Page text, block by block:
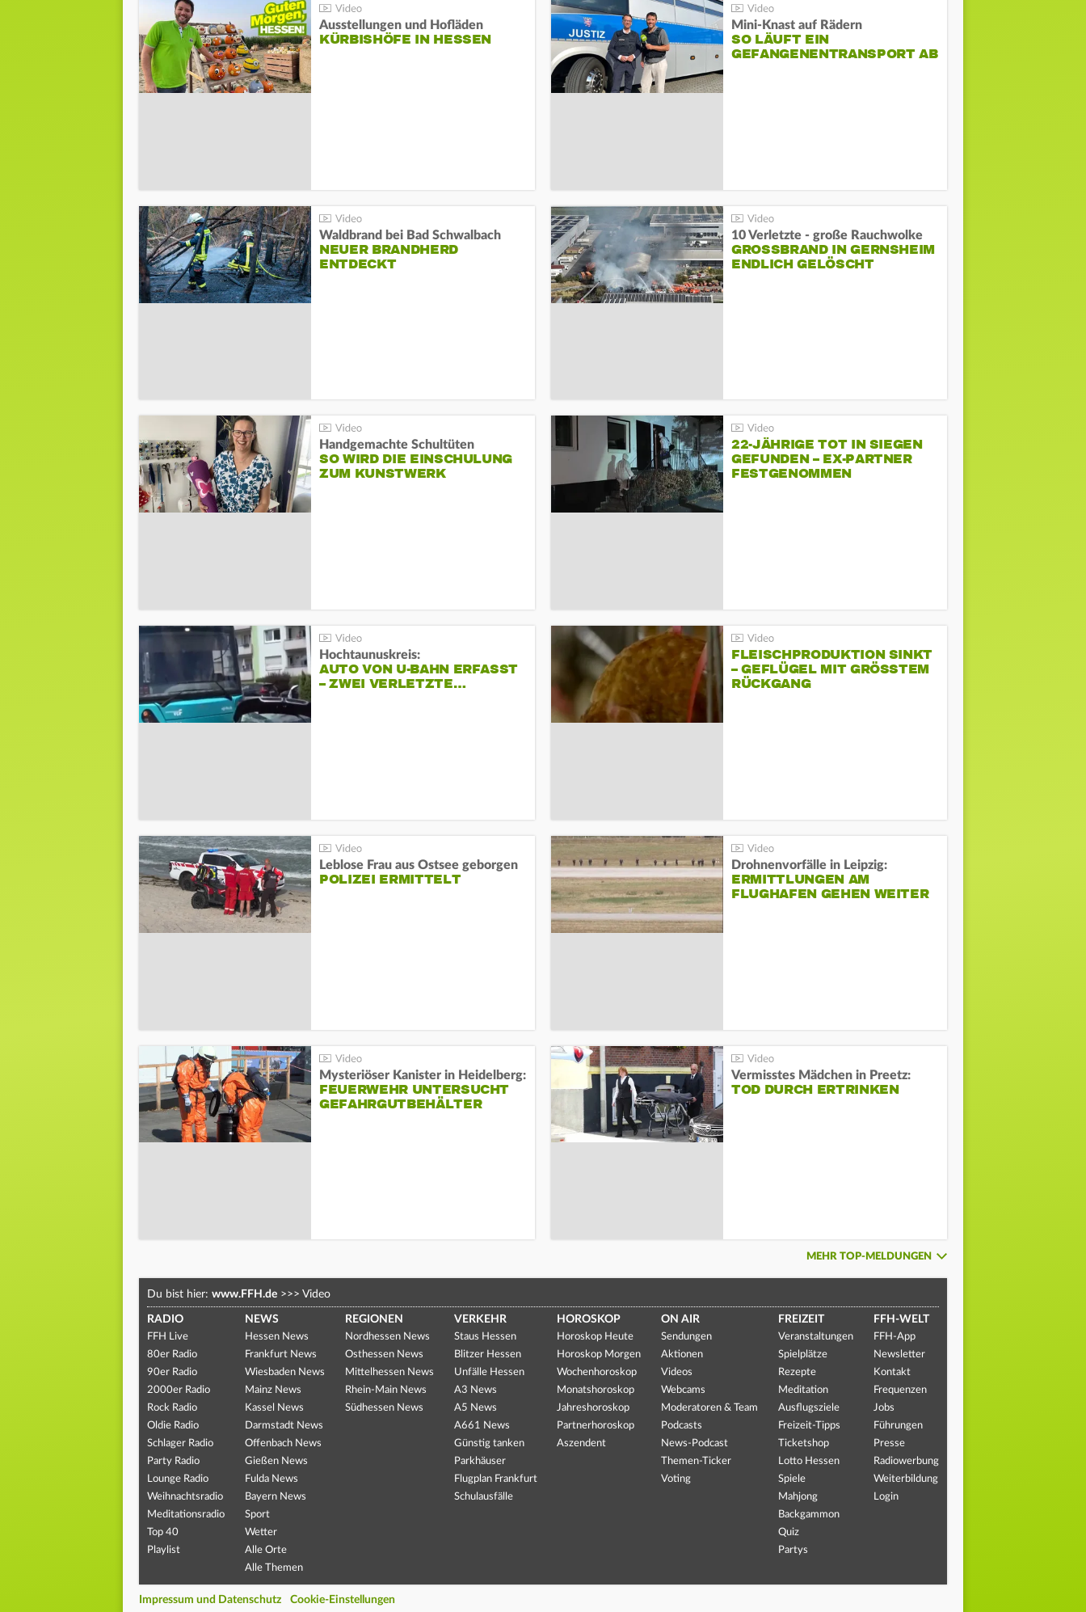
Ausstellungen und Hofläden
KÜRBISHÖFE IN HESSEN
Mini-Knast auf Rädern
SO LÄUFT EIN
GEFANGENENTRANSPORT AB
Waldbrand bei Bad Schwalbach
NEUER BRANDHERD
ENTDECKT
10 Verletzte - große Rauchwolke
GROSSBRAND IN GERNSHEIM E
NDLICH GELÖSCHT
Handgemachte Schultüten
SO WIRD DIE EINSCHULUNG
ZUM KUNSTWERK
22-JÄHRIGE TOT IN SIEGEN
GEFUNDEN – EX-PARTNER
FESTGENOMMEN
Hochtaunuskreis:
AUTO VON U-BAHN ERFASST
– ZWEI VERLETZTE…
FLEISCHPRODUKTION SINKT
– GEFLÜGEL MIT GRÖSSTEM R
ÜCKGANG
Leblose Frau aus Ostsee geborgen
POLIZEI ERMITTELT
Drohnenvorfälle in Leipzig:
ERMITTLUNGEN AM
FLUGHAFEN GEHEN WEITER
Mysteriöser Kanister in Heidelberg:
FEUERWEHR UNTERSUCHT
GEFAHRGUTBEHÄLTER
Vermisstes Mädchen in Preetz:
TOD DURCH ERTRINKEN
MEHR TOP-MELDUNGEN
Du bist hier: www.FFH.de >>> Video
RADIO
FFH Live
80er Radio
90er Radio
2000er Radio
Rock Radio
Oldie Radio
Schlager Radio
Party Radio
Lounge Radio
Weihnachtsradio
Meditationsradio
Top 40
Playlist
NEWS
Hessen News
Frankfurt News
Wiesbaden News
Mainz News
Kassel News
Darmstadt News
Offenbach News
Gießen News
Fulda News
Bayern News
Sport
Wetter
Alle Orte
Alle Themen
REGIONEN
Nordhessen News
Osthessen News
Mittelhessen News
Rhein-Main News
Südhessen News
VERKEHR
Staus Hessen
Blitzer Hessen
Unfälle Hessen
A3 News
A5 News
A661 News
Günstig tanken
Parkhäuser
Flugplan Frankfurt
Schulausfälle
HOROSKOP
Horoskop Heute
Horoskop Morgen
Wochenhoroskop
Monatshoroskop
Jahreshoroskop
Partnerhoroskop
Aszendent
ON AIR
Sendungen
Aktionen
Videos
Webcams
Moderatoren & Team
Podcasts
News-Podcast
Themen-Ticker
Voting
FREIZEIT
Veranstaltungen
Spielplätze
Rezepte
Meditation
Ausflugsziele
Freizeit-Tipps
Ticketshop
Lotto Hessen
Spiele
Mahjong
Backgammon
Quiz
Partys
FFH-WELT
FFH-App
Newsletter
Kontakt
Frequenzen
Jobs
Führungen
Presse
Radiowerbung
Weiterbildung
Login
Impressum und Datenschutz Cookie-Einstellungen